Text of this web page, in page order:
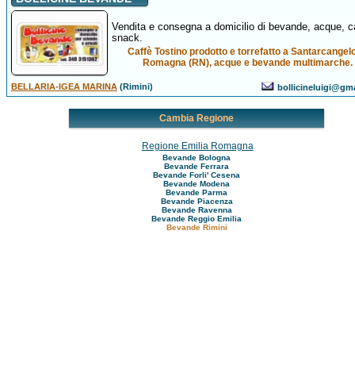
Vendita e consegna a domicilio di bevande, acque,
snack.
Caffè Tostino prodotto e torrefatto a
Romagna (RN), acque e bevande multimarche.
BELLARIA-IGEA MARINA(Rimini)
Cambia Regione
Regione Emilia Romagna
Bevande Bologna
Bevande Ferrara
Bevande Forli' Cesena
Bevande Modena
Bevande Parma
Bevande Piacenza
Bevande Ravenna
Bevande Reggio Emilia
Bevande Rimini